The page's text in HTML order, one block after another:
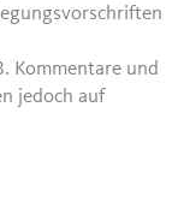
Kommentare und
jedoch auf